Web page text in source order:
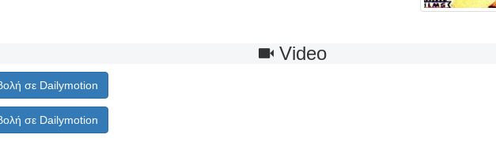
Video
σε Dailymotion
σε Dailymotion